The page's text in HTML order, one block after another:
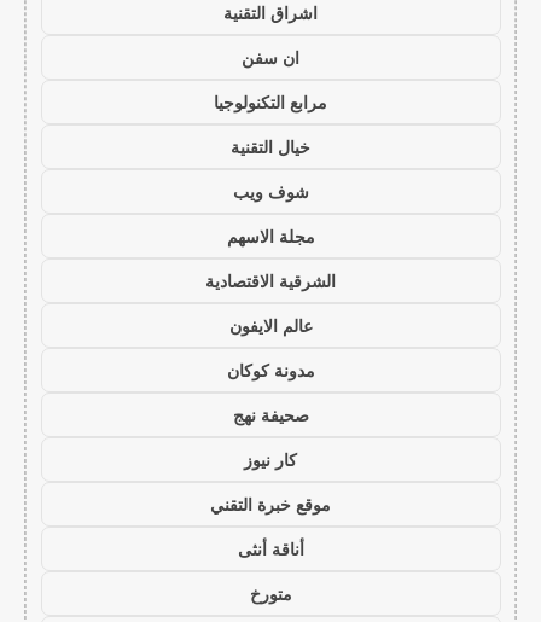
اشراق التقنية
ان سفن
مرابع التكنولوجيا
خيال التقنية
شوف ويب
مجلة الاسهم
الشرقية الاقتصادية
عالم الايفون
مدونة كوكان
صحيفة نهج
كار نيوز
موقع خبرة التقني
أناقة أنثى
متورخ